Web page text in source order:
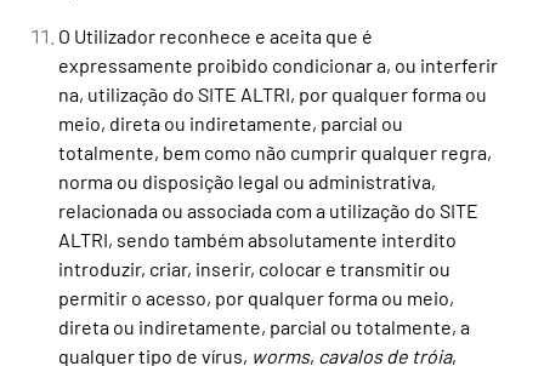
O Utilizador reconhece e aceita que é
expressamente proibido condicionar a, ou interferir
na, utilização do SITE ALTRI, por qualquer forma ou
meio, direta ou indiretamente, parcial ou
totalmente, bem como não cumprir qualquer regra,
norma ou disposição legal ou administrativa,
relacionada ou associada com a utilização do SITE
ALTRI, sendo também absolutamente interdito
introduzir, criar, inserir, colocar e transmitir ou
permitir o acesso, por qualquer forma ou meio,
direta ou indiretamente, parcial ou totalmente, a
qualquer tipo de vírus, worms, cavalos de tróia,